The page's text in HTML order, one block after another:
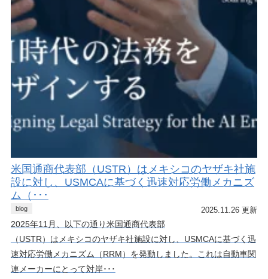
米国通商代表部（USTR）はメキシコのヤザキ社施
設に対し、USMCAに基づく迅速対応労働メカニズ
ム（･･･
blog 2025.11.26 更新
2025年11月、以下の通り米国通商代表部
（USTR）はメキシコのヤザキ社施設に対し、USMCAに基づく迅
速対応労働メカニズム（RRM）を発動しました。これは自動車関
連メーカーにとって対岸･･･